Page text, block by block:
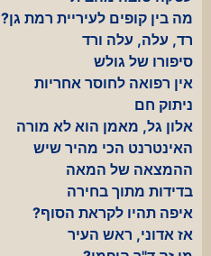
מה בין קופים לעיריית רמת גן?
רד, עלה, עלה ורד
סיפורו של גולש
אין רפואה לחוסר אחריות
ניתוק חם
אלון גל, מאמן הוא לא מורה
האינטרנט הכי מהיר שיש
ההמצאה של המאה
בדידות מתוך בחירה
איפה תהיו לקראת הסוף?
אז אדוני, ראש העיר